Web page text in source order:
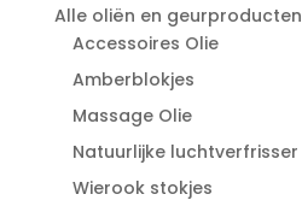
Alle oliën en geurproducten
Accessoires Olie
Amberblokjes
Massage Olie
Natuurlijke luchtverfrisser
Wierook stokjes